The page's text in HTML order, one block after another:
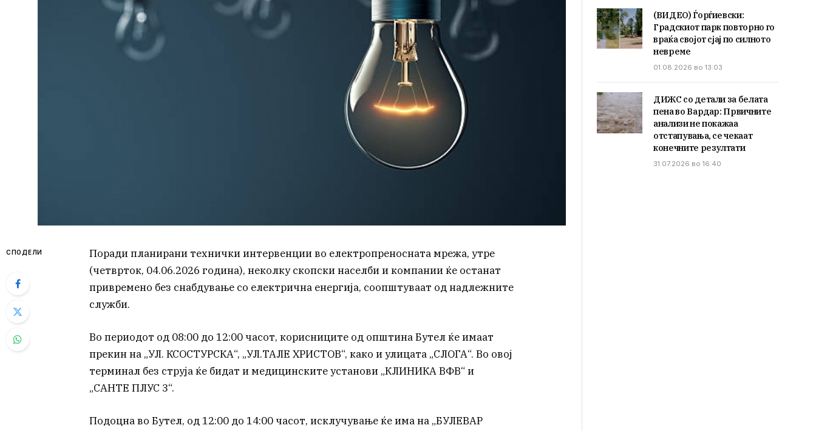
СПОДЕЛИ
Поради планирани технички интервенции во електропреносната мрежа, утре
(четврток, 04.06.2026 година), неколку скопски населби и компании ќе останат
привремено без снабдување со електрична енергија, соопштуваат од надлежните
служби.
Во периодот од 08:00 до 12:00 часот, корисниците од општина Бутел ќе имаат
прекин на „УЛ. КСОСТУРСКА“, „УЛ.ТАЛЕ ХРИСТОВ“, како и улицата „СЛОГА“. Во овој
терминал без струја ќе бидат и медицинските установи „КЛИНИКА ВФВ“ и
„САНТЕ ПЛУС 3“.
Подоцна во Бутел, од 12:00 до 14:00 часот, исклучување ќе има на „БУЛЕВАР
(ВИДЕО) Ѓорѓиевски:
Градскиот парк повторно го
враќа својот сјај по силното
невреме
01.08.2026 во 13:03
ДИЖС со детали за белата
пена во Вардар: Првичните
анализи не покажаа
отстапувања, се чекаат
конечните резултати
31.07.2026 во 16:40